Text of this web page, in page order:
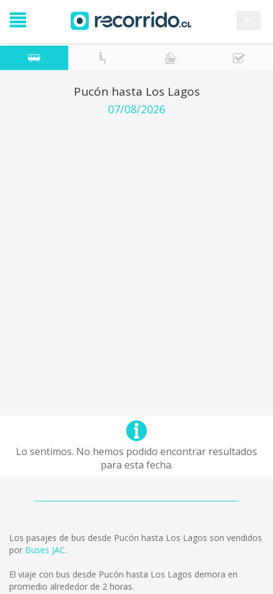
Pucón hasta Los Lagos
07/08/2026
Lo sentimos. No hemos podido encontrar resultados
para esta fecha.
Los pasajes de bus desde Pucón hasta Los Lagos son vendidos
por Buses JAC.
El viaje con bus desde Pucón hasta Los Lagos demora en
promedio alrededor de 2 horas.